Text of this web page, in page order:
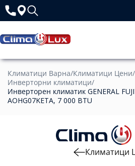
Климатици Варна/Климатици Цени/
Инверторни климатици/
Инверторен климатик GENERAL
AOHG07KETA, 7 000 BTU
Климатици